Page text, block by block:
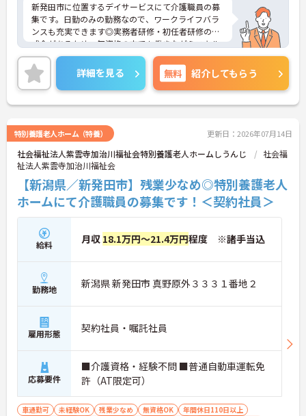
新発田市に位置するデイサービスにて介護職員の募
集です。日勤のみの勤務なので、ワークライフバラ
ンスも充実できます◎実務者研修・初任者研修の助
成金があるため、無資格の方でも働きながらスキル
アップを目指せます！定年70歳で末永く働ける環境
です♪ご興味ある方は面接ポイントをお伝えします
ので、お気軽にご連絡ください。
詳細を見る 無料 紹介してもらう
特別養護老人ホーム（特養） 更新日：2026年07月14日
社会福祉法人紫雲寺加治川福祉会特別養護老人ホームしうんじ
社会福
祉法人紫雲寺加治川福祉会
【新潟県／新発田市】残業少なめ◎特別養護老人
ホームにて介護職員の募集です！＜契約社員＞
給料 月収 18.1万円～21.4万円程度 ※諸手当込
勤務地 新潟県 新発田市 真野原外３３３１番地２
雇用形態 契約社員・嘱託社員
応募要件
■介護資格・経験不問 ■普通自動車運転免
許（AT限定可）
車通勤可 未経験OK 残業少なめ 無資格OK
年間休日110日以上